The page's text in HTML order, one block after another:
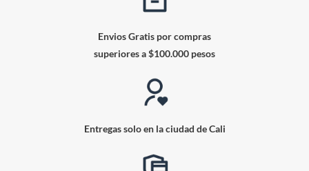
Envios Gratis por compras
superiores a $100.000 pesos
Entregas solo en la ciudad de Cali